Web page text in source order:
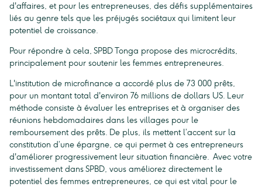
d'affaires, et pour les entrepreneuses, des défis supplémentaires
liés au genre tels que les préjugés sociétaux qui limitent leur
potentiel de croissance.
Pour répondre à cela, SPBD Tonga propose des microcrédits,
principalement pour soutenir les femmes entrepreneures.
L'institution de microfinance a accordé plus de 73 000 prêts,
pour un montant total d'environ 76 millions de dollars US. Leur
méthode consiste à évaluer les entreprises et à organiser des
réunions hebdomadaires dans les villages pour le
remboursement des prêts. De plus, ils mettent l’accent sur la
constitution d’une épargne, ce qui permet à ces entrepreneurs
d'améliorer progressivement leur situation financière. Avec votre
investissement dans SPBD, vous améliorez directement le
potentiel des femmes entrepreneures, ce qui est vital pour le